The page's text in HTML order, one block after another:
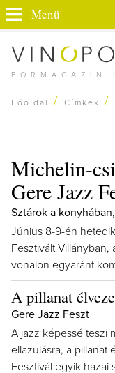
BORMAGAZIN
Menü
Főoldal / Címkék /
Michelin-
Gere Jazz
Sztárok a
Június 8-9-én
Fesztivált Villányban,
vonalon egyaránt
A pillanat
Gere Jazz Feszt
A jazz képessé teszi
ellazulásra, a pillanat
Fesztivál egyik hazai